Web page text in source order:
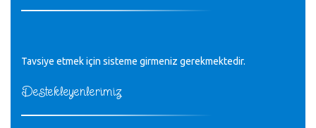
Tavsiye etmek için sisteme girmeniz gerekmektedir.
Destekleyenlerimiz